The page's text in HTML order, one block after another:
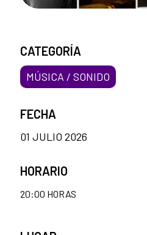
CATEGORÍA
MÚSICA / SONIDO
FECHA
01 JULIO 2026
HORARIO
20:00 HORAS